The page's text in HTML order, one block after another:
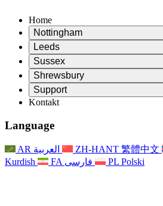
Home
Nottingham
Review
Przewodniczący Przeglądu
Niezależny zespół recenzentów
Zakres uprawnień
Raport końcowy z niezależnego
Często zadawane pytania
Proces przekazywania informacji
Biuletyny informacyjne
Opt Out
Leeds
Review
Przewodniczący Przeglądu
Niezależny zespół recenzentów
Zakres wymagań i obowiązków
Kontakt
Wsparcie psychologiczne dla rodzin
Aktualizacje dla rodzin
Zdarzenia
For Staff
Wsparcie dla personelu
Sussex
Review
Przewodniczący Przeglądu
Niezależny zespół recenzentów
Zakres uprawnień
For Families
Aktualizacje dla rodzin
Zdarzenia
Shrewsbury
Review
Zakres zadań w zakresie oceny
Raport końcowy z niezależnego
Pierwszy raport z niezależnego
For Families
Aktualizacje
Support
Leeds
Nottingham
Rodzinna Służba Wsparcia
Wsparcie w sytuacjach
zdrowiem psychicznym
Usługi regionalne Nottingham
Kontakt
Language
AR العربية ZH-HANT 繁體中文
Kurdish
FA فارسی PL Polski